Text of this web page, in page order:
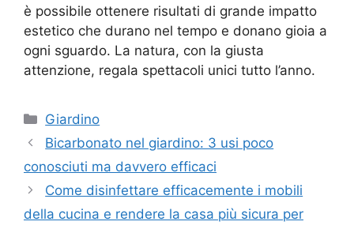
è possibile ottenere risultati di grande impatto
estetico che durano nel tempo e donano gioia a
ogni sguardo. La natura, con la giusta
attenzione, regala spettacoli unici tutto l’anno.
Categorie
Giardino
Bicarbonato nel giardino: 3 usi poco
conosciuti ma davvero efficaci
Come disinfettare efficacemente i mobili
della cucina e rendere la casa più sicura per